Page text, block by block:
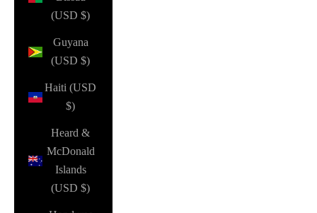
(USD $)
Guyana
(USD $)
Haiti (USD
$)
Heard &
McDonald
Islands
(USD $)